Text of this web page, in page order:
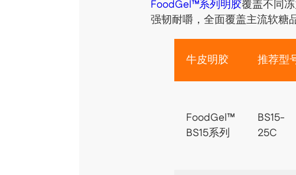
FoodGel™系列明胶覆盖不同
强韧耐嚼，全面覆盖主流软糖
牛皮明胶 推荐型
FoodGel™
BS15系列
BS15-
25C